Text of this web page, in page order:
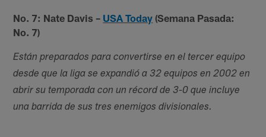
No. 7: Nate Davis – USA Today (Semana Pasada:
No. 7)
Están preparados para convertirse en el tercer equipo
desde que la liga se expandió a 32 equipos en 2002 en
abrir su temporada con un récord de 3-0 que incluye
una barrida de sus tres enemigos divisionales.